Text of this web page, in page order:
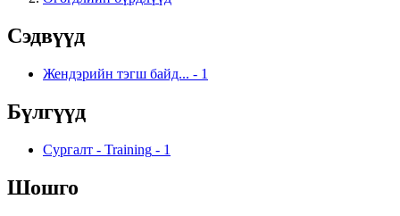
Сэдвүүд
Жендэрийн тэгш байд... - 1
Бүлгүүд
Сургалт - Training - 1
Шошго